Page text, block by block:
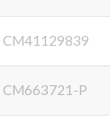
CM41129839
CM663721-P